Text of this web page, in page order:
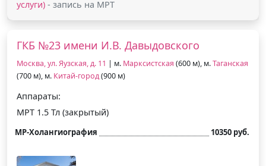
услуги) - запись на МРТ
ГКБ №23 имени И.В. Давыдовского
Москва, ул. Яузская, д. 11 | м. Марксистская (600 м), м.Таганская
(700 м), м. Китай-город(900 м)
Аппараты:
МРТ 1.5 Тл (закрытый)
МР-Холангиография 10350 руб.